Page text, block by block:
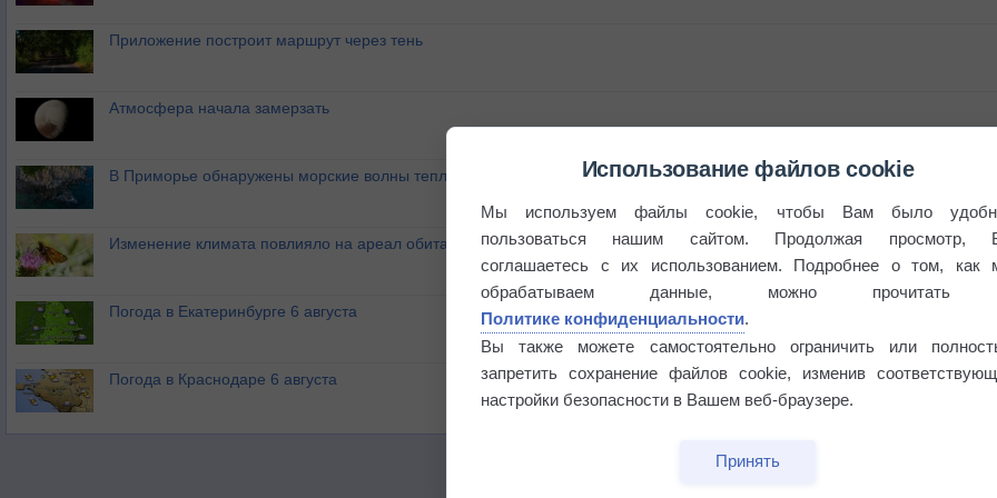
Приложение построит маршрут через тень
Атмосфера начала замерзать
В Приморье обнаружены морские волны тепла
Изменение климата повлияло на ареал обитания бабочек
Погода в Екатеринбурге 6 августа
Погода в Краснодаре 6 августа
Использование файлов cookie
Мы используем файлы cookie, чтобы Вам было
пользоваться нашим сайтом. Продолжая просмотр,
соглашаетесь с их использованием. Подробнее о том, как
обрабатываем данные, можно прочитать
Политике конфиденциальности.
Вы также можете самостоятельно ограничить или
запретить сохранение файлов cookie, изменив
настройки безопасности в Вашем веб-браузере.
Принять